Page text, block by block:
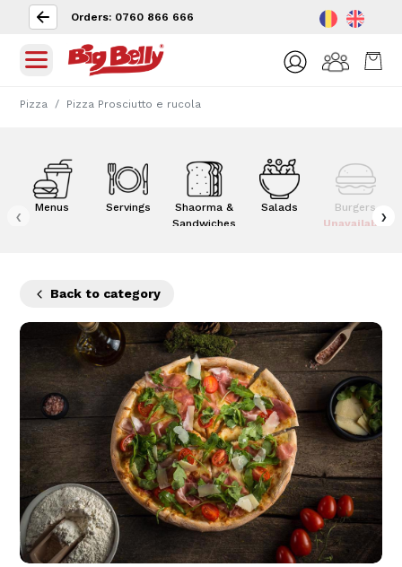
Orders: 0760 866 666
Pizza Pizza Prosciutto e rucola
Menus Servings
Shaorma &
Sandwiches
Salads
Burgers
Unavailable
‹ ›
Back to category